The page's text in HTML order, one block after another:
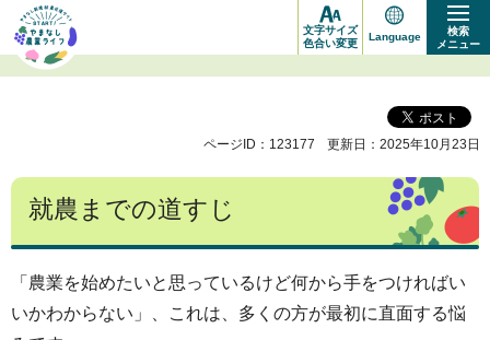
や
ま
な
規
就
農
応
援
文字サイズ
色合い変更
Language
検索
メニュー
ページID：123177 更新日：2025年10月23日
就農までの道すじ
「農業を始めたいと思っているけど何から手をつければい
いかわからない」、これは、多くの方が最初に直面する悩